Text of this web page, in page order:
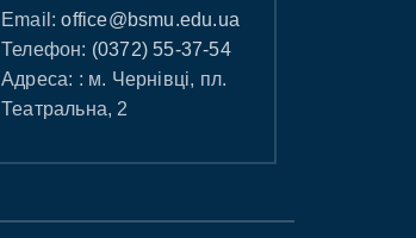
Email:office@bsmu.edu.ua
Телефон: (0372) 55-37-54
Адреса: : м. Чернівці, пл.
Театральна, 2